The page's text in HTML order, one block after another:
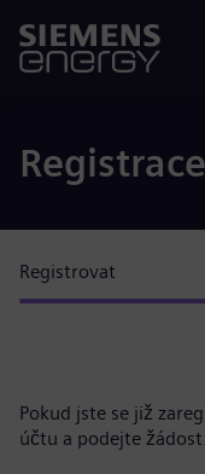
Registrace
Registrovat
Pokud jste se již
účtu a podejte žádost.